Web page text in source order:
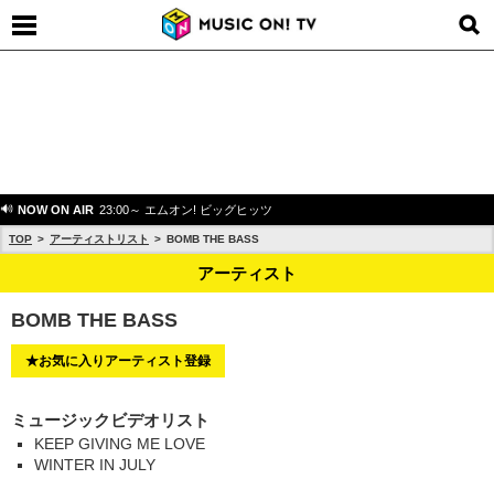
NOW ON AIR 23:00～ エムオン! ビッグヒッツ
TOP アーティストリスト BOMB THE BASS
アーティスト
BOMB THE BASS
★お気に入りアーティスト登録
ミュージックビデオリスト
KEEP GIVING ME LOVE
WINTER IN JULY